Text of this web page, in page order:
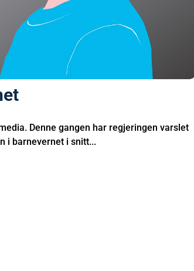
Denne gangen har regjeringen varslet
i barnevernet i snitt...